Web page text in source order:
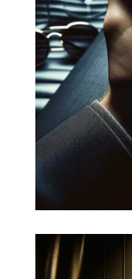
Il
vendre
site,
Nous